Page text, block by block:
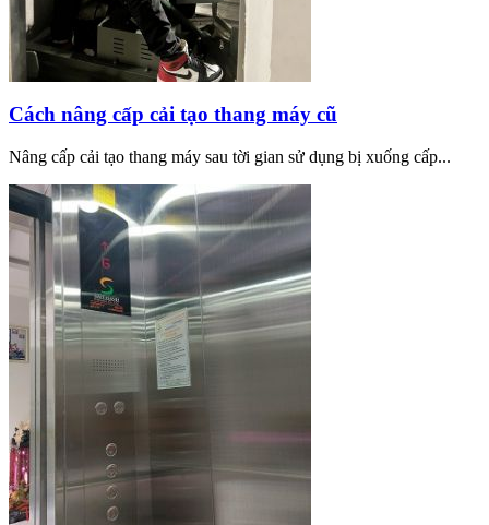
Cách nâng cấp cải tạo thang máy cũ
Nâng cấp cải tạo thang máy sau tời gian sử dụng bị xuống cấp...